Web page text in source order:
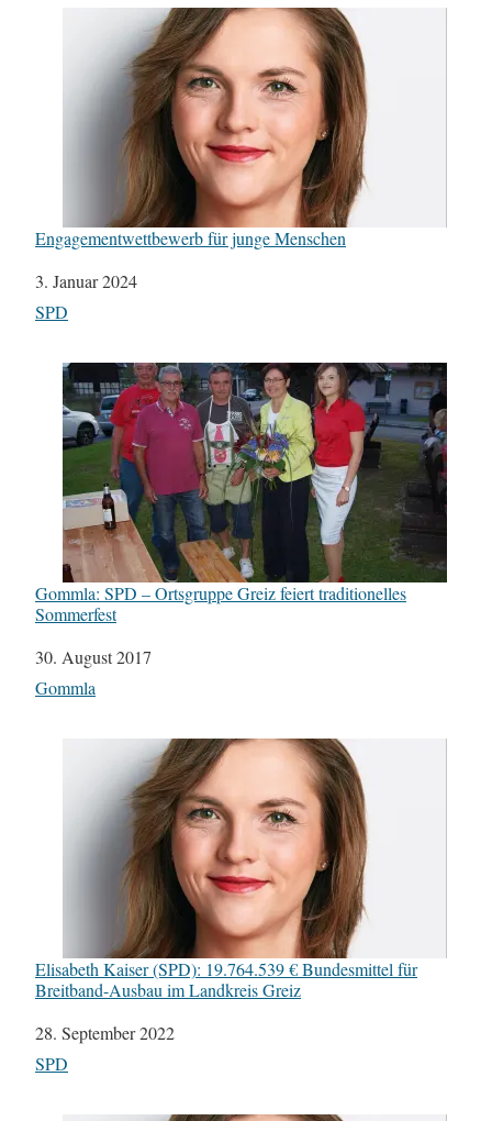
Engagementwettbewerb für junge Menschen
Datum
3. Januar 2024
In Bezug auf
SPD
Gommla: SPD – Ortsgruppe Greiz feiert traditionelles
Sommerfest
Datum
30. August 2017
In Bezug auf
Gommla
Elisabeth Kaiser (SPD): 19.764.539 € Bundesmittel für
Breitband-Ausbau im Landkreis Greiz
Datum
28. September 2022
In Bezug auf
SPD